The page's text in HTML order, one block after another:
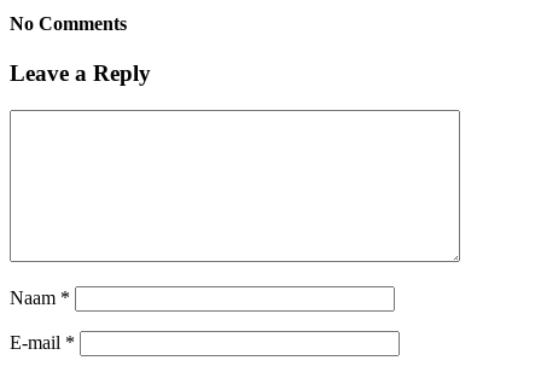
No Comments
Leave a Reply
Naam *
E-mail *